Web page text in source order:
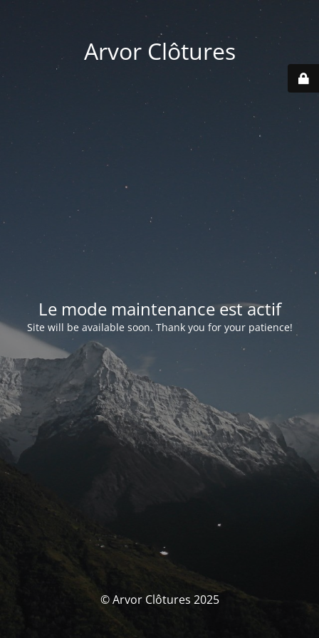
Arvor Clôtures
Le mode maintenance est actif
Site will be available soon. Thank you for your patience!
© Arvor Clôtures 2025